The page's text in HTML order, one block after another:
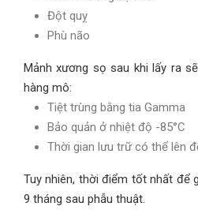
Đột quỵ
Phù não
Mảnh xương sọ sau khi lấy ra
hàng mô:
Tiệt trùng bằng tia Gamma
Bảo quản ở nhiệt độ -85°C
Thời gian lưu trữ có thể lên
Tuy nhiên, thời điểm tốt nhất để
9 tháng sau phẫu thuật.